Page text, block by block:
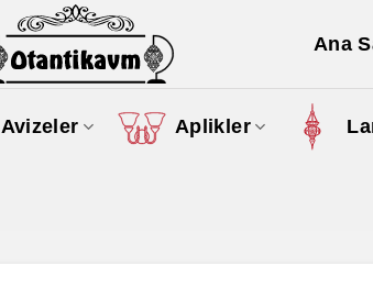
Ana
Avizeler Aplikler